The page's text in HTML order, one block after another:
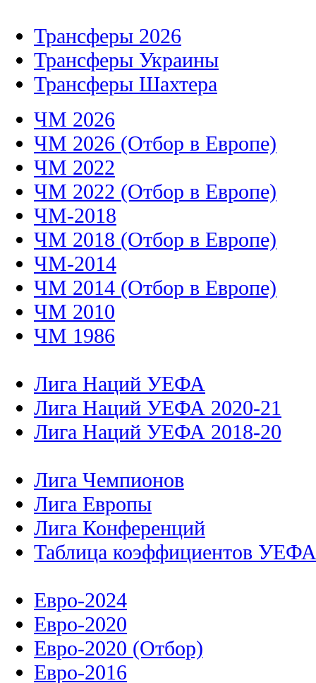
Трансферы 2026
Трансферы Украины
Трансферы Шахтера
ЧМ 2026
ЧМ 2026 (Отбор в Европе)
ЧМ 2022
ЧМ 2022 (Отбор в Европе)
ЧМ-2018
ЧМ 2018 (Отбор в Европе)
ЧМ-2014
ЧМ 2014 (Отбор в Европе)
ЧМ 2010
ЧМ 1986
Лига Наций УЕФА
Лига Наций УЕФА 2020-21
Лига Наций УЕФА 2018-20
Лига Чемпионов
Лига Европы
Лига Конференций
Таблица коэффициентов УЕФА
Евро-2024
Евро-2020
Евро-2020 (Отбор)
Евро-2016